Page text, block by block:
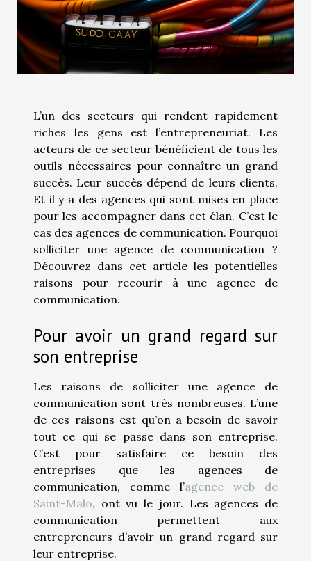
L’un des secteurs qui rendent rapidement
riches les gens est l’entrepreneuriat. Les
acteurs de ce secteur bénéficient de tous les
outils nécessaires pour connaître un grand
succès. Leur succès dépend de leurs clients.
Et il y a des agences qui sont mises en place
pour les accompagner dans cet élan. C’est le
cas des agences de communication. Pourquoi
solliciter une agence de communication ?
Découvrez dans cet article les potentielles
raisons pour recourir à une agence de
communication.
Pour avoir un grand regard sur
son entreprise
Les raisons de solliciter une agence de
communication sont très nombreuses. L’une
de ces raisons est qu’on a besoin de savoir
tout ce qui se passe dans son entreprise.
C’est pour satisfaire ce besoin des
entreprises que les agences de
communication, comme l’agence web de
Saint-Malo, ont vu le jour. Les agences de
communication permettent aux
entrepreneurs d’avoir un grand regard sur
leur entreprise.